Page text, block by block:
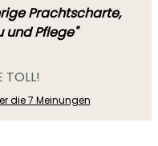
Prachtscharte,
und Pflege"
TOLL!
die 7 Meinungen